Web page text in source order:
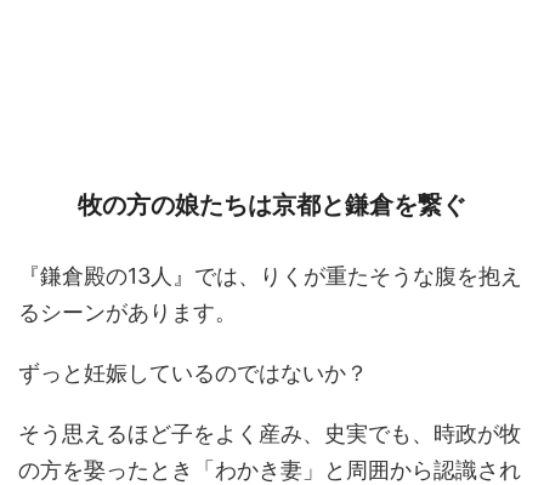
牧の方の娘たちは京都と鎌倉を繋ぐ
『鎌倉殿の13人』では、りくが重たそうな腹を抱え
るシーンがあります。
ずっと妊娠しているのではないか？
そう思えるほど子をよく産み、史実でも、時政が牧
の方を娶ったとき「わかき妻」と周囲から認識され